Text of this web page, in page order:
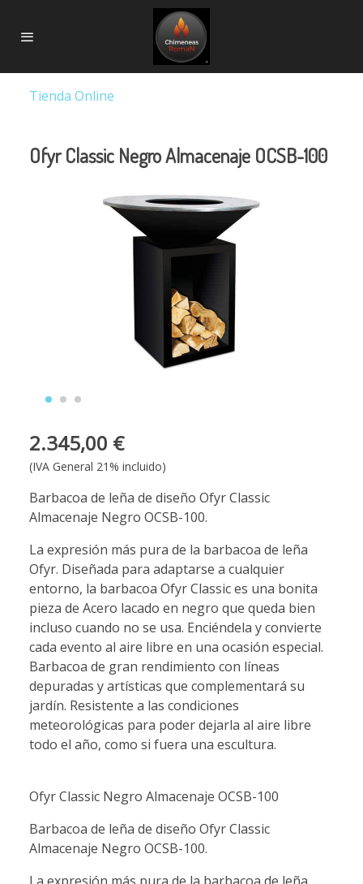
Tienda Online
Ofyr Classic Negro Almacenaje OCSB-100
2.345,00 €
(IVA General 21% incluido)
Barbacoa de leña de diseño Ofyr Classic
Almacenaje Negro OCSB-100.
La expresión más pura de la barbacoa de leña
Ofyr. Diseñada para adaptarse a cualquier
entorno, la barbacoa Ofyr Classic es una bonita
pieza de Acero lacado en negro que queda bien
incluso cuando no se usa. Enciéndela y convierte
cada evento al aire libre en una ocasión especial.
Barbacoa de gran rendimiento con líneas
depuradas y artísticas que complementará su
jardín. Resistente a las condiciones
meteorológicas para poder dejarla al aire libre
todo el año, como si fuera una escultura.
Ofyr Classic Negro Almacenaje OCSB-100
Barbacoa de leña de diseño Ofyr Classic
Almacenaje Negro OCSB-100.